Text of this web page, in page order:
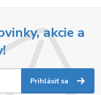
akcie a
Prihlásiť sa